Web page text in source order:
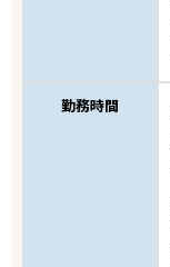
勤務時間